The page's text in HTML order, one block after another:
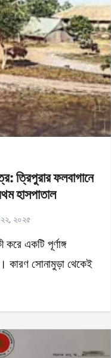
ঝিনাইগাতীর ইউএনও এবং ওসি
বিস্ফোরণ: ৪২ মিলিয়ন ডলার
বেতন সুবিধার নতুন প্রজ্ঞাপন জারি
বিশ্বকাপের টিকেট পেল
নাগা জনগোষ্ঠীর মধ্যে
রেগুলেটর ও অপারেটর নামে দুটি
আকাশসীমা ব্যবহার করতে দেবে
আগে সংখ্যালঘু ভোট নিয়ে সজাগ
সংস্কারের পথ, কী কী বদল আসবে
ত্রিপুরার ফলবাগানে
হাসপাতাল
২২, ২০২৫
কারণ সোনামুড়া থেকেই